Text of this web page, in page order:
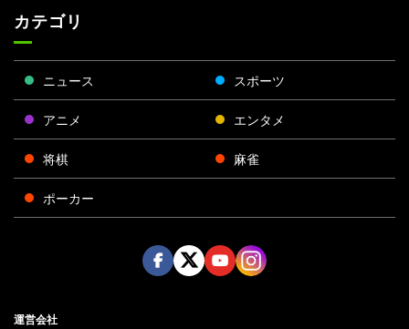
カテゴリ
ニュース スポーツ
アニメ エンタメ
将棋 麻雀
ポーカー
運営会社